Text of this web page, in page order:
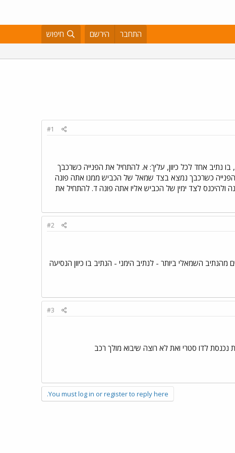
התחבר הירשם חיפוש
#1
נתיב אחד לכל כיוון, עליך: א. להתחיל את הפנייה כשרכבך
כשרכבך נמצא בצד שמאל של הכביש ממנו אתה פונה
ולהיכנס לצד ימין של הכביש אליו אתה פונה ד. להתחיל את
#2
מהנתיב השמאלי ביותר - לנתיב הימני - הנתיב בו כיוון הנסיעה
#3
נכנסת לדו סטרי ואת לא רוצה שיבוא מולך רכב
You must log in or register to reply here.